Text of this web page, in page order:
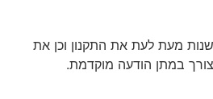
מעת לעת את התקנון וכן את
במתן הודעה מוקדמת.